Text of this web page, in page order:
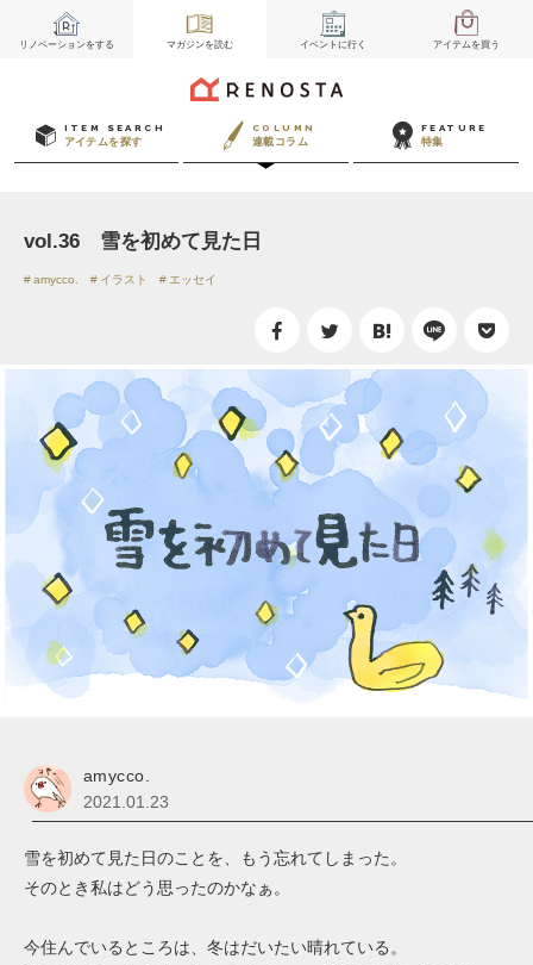
リノベーションをする マガジンを読む イベント に行く アイテムを買う
ITEM SEARCH
アイテムを探す
COLUMN
連載コラム
FEATURE
特集
vol.36 雪を初めて見た日
amycco. イラスト エッセイ
amycco.
2021.01.23
雪を初めて見た日のことを、もう忘れてしまった。
そのとき私はどう思ったのかなぁ。
今住んでいるところは、冬はだいたい晴れている。